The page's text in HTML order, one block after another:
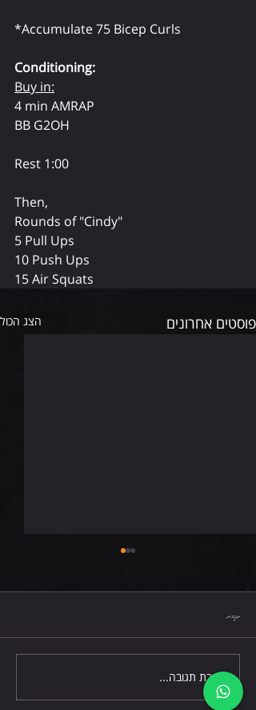
*Accumulate 75 Bicep Curls
Conditioning:
Buy in:
4 min AMRAP
BB G2OH
Rest 1:00
Then,
Rounds of "Cindy"
5 Pull Ups
10 Push Ups
15 Air Squats
פוסטים אחרונים הצג הכול
תגובות
כתיבת תגובה...